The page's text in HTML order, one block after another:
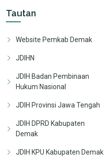
Tautan
Website Pemkab Demak
JDIHN
JDIH Badan Pembinaan
Hukum Nasional
JDIH Provinsi Jawa Tengah
JDIH DPRD Kabupaten
Demak
JDIH KPU Kabupaten Demak